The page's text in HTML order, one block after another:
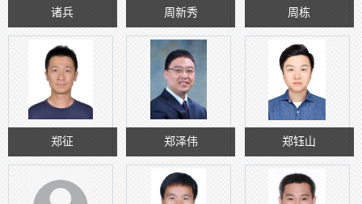
诸兵 周新秀 周栋
郑征 郑泽伟 郑钰山